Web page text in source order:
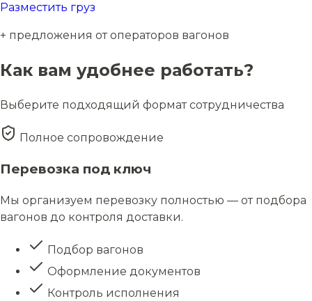
Разместить груз
+ предложения от операторов вагонов
Как вам удобнее работать?
Выберите подходящий формат сотрудничества
Полное сопровождение
Перевозка под ключ
Мы организуем перевозку полностью — от подбора
вагонов до контроля доставки.
Подбор вагонов
Оформление документов
Контроль исполнения